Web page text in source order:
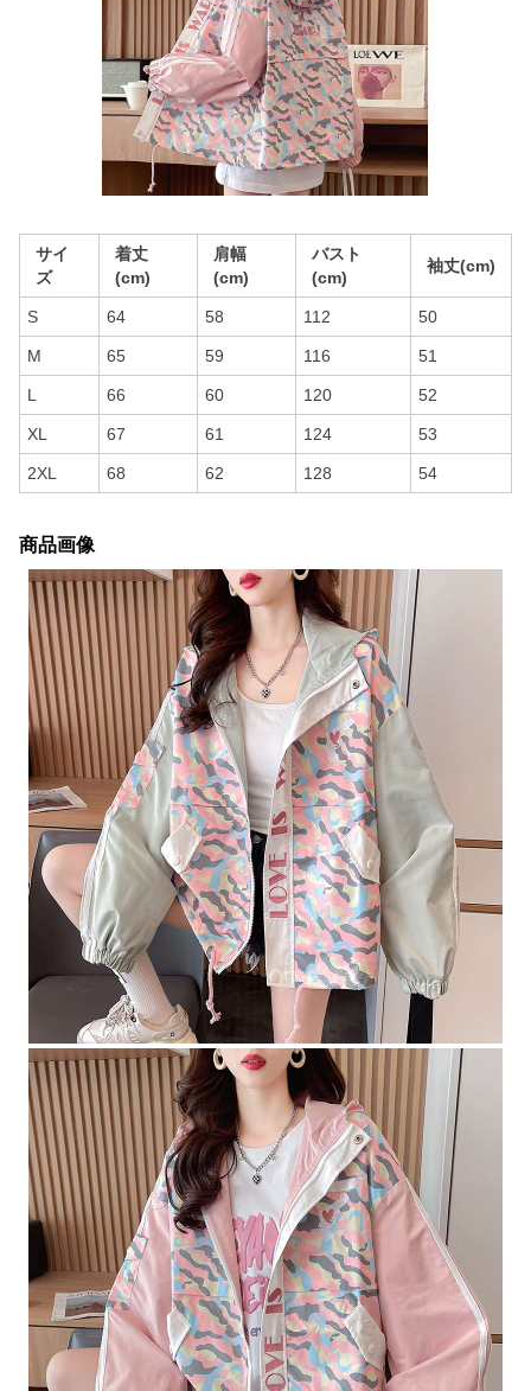
サイ
ズ
着丈
(cm)
肩幅
(cm)
バスト
(cm)
袖丈(cm)
S 64 58 112 50
M 65 59 116 51
L 66 60 120 52
XL 67 61 124 53
2XL 68 62 128 54
商品画像